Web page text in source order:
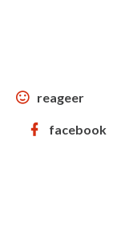
reageer
facebook